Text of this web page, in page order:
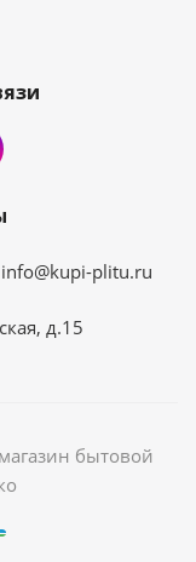
info@kupi-plitu.ru
д.15
бытовой